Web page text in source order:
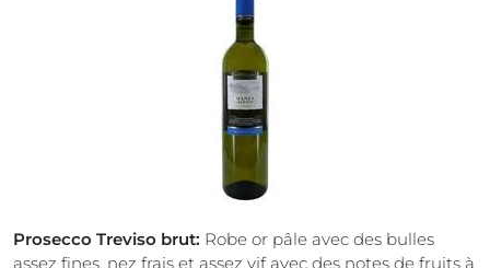
Prosecco Treviso brut: Robe or pâle avec des bulles
assez fines, nez frais et assez vif avec des notes de fruits à